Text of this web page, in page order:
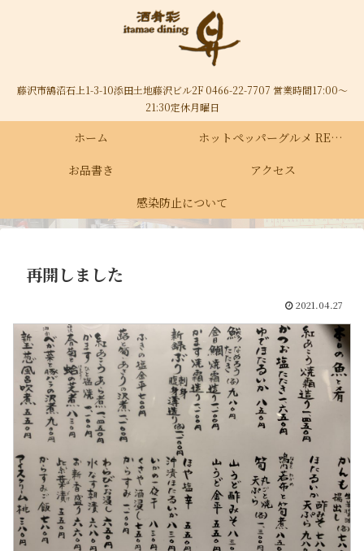
藤沢市鵠沼石上1-3-10添田土地藤沢ビル2F 0466-22-7707 営業時間17:00～
21:30定休月曜日
ホーム
ホットペッパーグルメ RECRUIT
お品書き
アクセス
感染防止について
再開しました
2021.04.27